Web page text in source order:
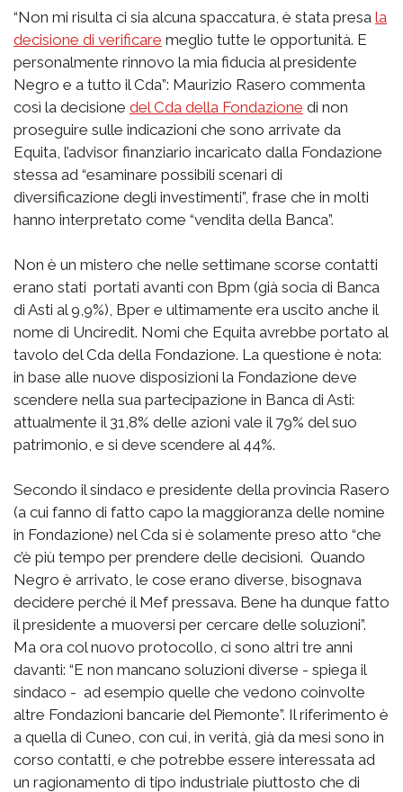
“Non mi risulta ci sia alcuna spaccatura, è stata presa la
decisione di verificare meglio tutte le opportunità. E
personalmente rinnovo la mia fiducia al presidente
Negro e a tutto il Cda”: Maurizio Rasero commenta
così la decisione del Cda della Fondazione di non
proseguire sulle indicazioni che sono arrivate da
Equita, l’advisor finanziario incaricato dalla Fondazione
stessa ad “esaminare possibili scenari di
diversificazione degli investimenti”, frase che in molti
hanno interpretato come “vendita della Banca”.
Non è un mistero che nelle settimane scorse contatti
erano stati portati avanti con Bpm (già socia di Banca
di Asti al 9,9%), Bper e ultimamente era uscito anche il
nome di Unciredit. Nomi che Equita avrebbe portato al
tavolo del Cda della Fondazione. La questione è nota:
in base alle nuove disposizioni la Fondazione deve
scendere nella sua partecipazione in Banca di Asti:
attualmente il 31,8% delle azioni vale il 79% del suo
patrimonio, e si deve scendere al 44%.
Secondo il sindaco e presidente della provincia Rasero
(a cui fanno di fatto capo la maggioranza delle nomine
in Fondazione) nel Cda si è solamente preso atto “che
c’è più tempo per prendere delle decisioni. Quando
Negro è arrivato, le cose erano diverse, bisognava
decidere perché il Mef pressava. Bene ha dunque fatto
il presidente a muoversi per cercare delle soluzioni”.
Ma ora col nuovo protocollo, ci sono altri tre anni
davanti: “E non mancano soluzioni diverse - spiega il
sindaco - ad esempio quelle che vedono coinvolte
altre Fondazioni bancarie del Piemonte”. Il riferimento è
a quella di Cuneo, con cui, in verità, già da mesi sono in
corso contatti, e che potrebbe essere interessata ad
un ragionamento di tipo industriale piuttosto che di